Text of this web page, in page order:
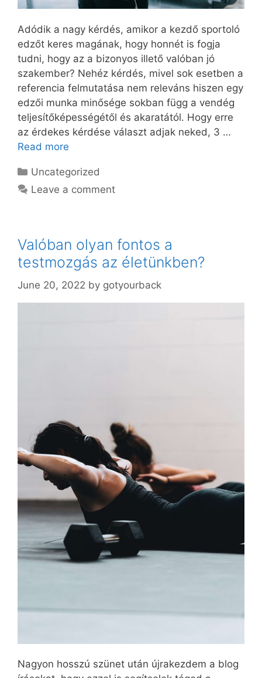
Adódik a nagy kérdés, amikor a kezdő sportoló
edzőt keres magának, hogy honnét is fogja
tudni, hogy az a bizonyos illető valóban jó
szakember? Nehéz kérdés, mivel sok esetben a
referencia felmutatása nem releváns hiszen egy
edzői munka minősége sokban függ a vendég
teljesítőképességétől és akaratától. Hogy erre
az érdekes kérdése választ adjak neked, 3 …
Read more
Categories
Uncategorized
Leave a comment
Valóban olyan fontos a
testmozgás az életünkben?
June 20, 2022 by gotyourback
Nagyon hosszú szünet után újrakezdem a blog